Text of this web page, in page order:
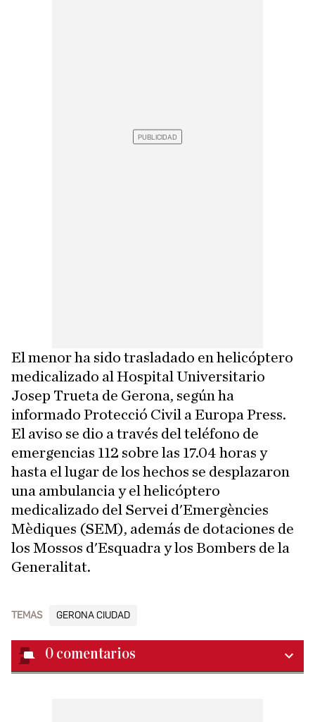
El menor ha sido trasladado en helicóptero
medicalizado al Hospital Universitario
Josep Trueta de Gerona, según ha
informado Protecció Civil a Europa Press.
El aviso se dio a través del teléfono de
emergencias 112 sobre las 17.04 horas y
hasta el lugar de los hechos se desplazaron
una ambulancia y el helicóptero
medicalizado del Servei d'Emergències
Mèdiques (SEM), además de dotaciones de
los Mossos d'Esquadra y los Bombers de la
Generalitat.
TEMAS GERONA CIUDAD
0 comentarios